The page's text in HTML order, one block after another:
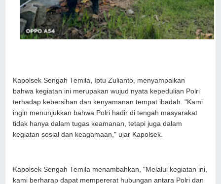
Kapolsek Sengah Temila, Iptu Zulianto, menyampaikan
bahwa kegiatan ini merupakan wujud nyata kepedulian Polri
terhadap kebersihan dan kenyamanan tempat ibadah. "Kami
ingin menunjukkan bahwa Polri hadir di tengah masyarakat
tidak hanya dalam tugas keamanan, tetapi juga dalam
kegiatan sosial dan keagamaan," ujar Kapolsek.
Kapolsek Sengah Temila menambahkan, "Melalui kegiatan ini,
kami berharap dapat mempererat hubungan antara Polri dan